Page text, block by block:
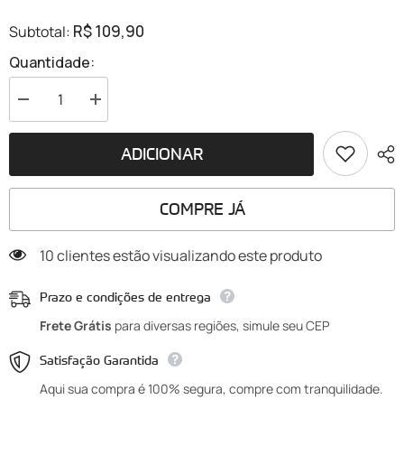
Subtotal: R$ 109,90
Quantidade:
Diminuir
a
quantidade
para
ombro
Preta
Aumentar
a
quantidade
Suporte
para
ombro
Preta
ADICIONAR
COMPRE JÁ
185 clientes estão visualizando este produto
Prazo e condições de entrega
Frete Grátis para diversas regiões, simule seu CEP
Satisfação Garantida
Aqui sua compra é 100% segura, compre com tranquilidade.